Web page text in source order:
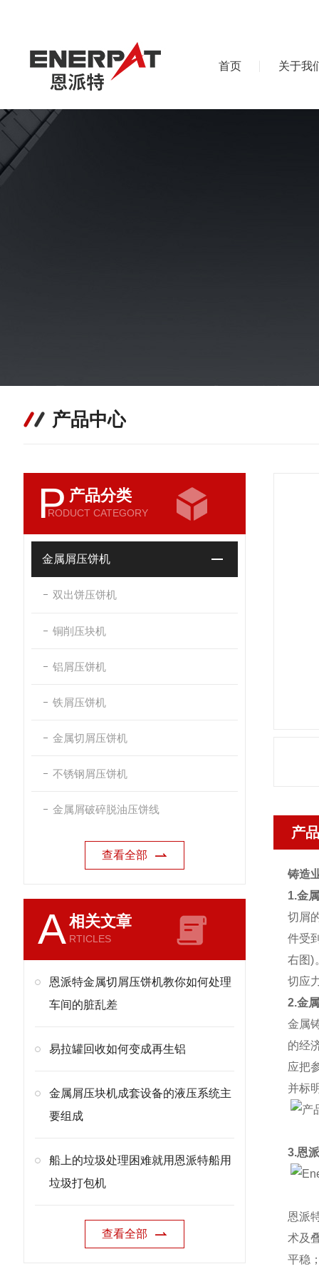
首页 关于我
产品中心
P 产品分类
RODUCT CATEGORY
金属屑压饼机
双出饼压饼机
铜削压块机
铝屑压饼机
铁屑压饼机
金属切屑压饼机
不锈钢屑压饼机
金属屑破碎脱油压饼线
查看全部
A相关文章
RTICLES
恩派特金属切屑压饼机教你如何处理
车间的脏乱差
易拉罐回收如何变成再生铝
金属屑压块机成套设备的液压系统主
要组成
船上的垃圾处理困难就用恩派特船用
垃圾打包机
查看全部
产
铸造
1.金
切屑
件受
右图)
切应
2.金
金属
的经
应把
并标
3.恩
恩派
术及
平稳